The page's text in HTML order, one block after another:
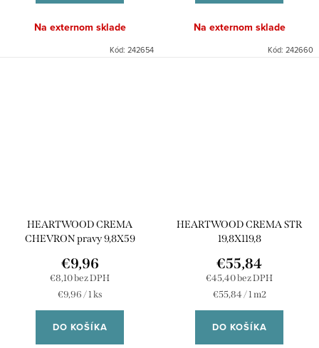
Na externom sklade
Kód: 242654
Na externom sklade
Kód: 242660
HEARTWOOD CREMA
CHEVRON pravy 9,8X59
€8,10 bez DPH
€9,96
Jednotková
€9,96 / 1 ks
DO KOŠÍKA
HEARTWOOD CREMA STR
19,8X119,8
€45,40 bez DPH
€55,84
Jednotková
€55,84 / 1 m2
DO KOŠÍKA